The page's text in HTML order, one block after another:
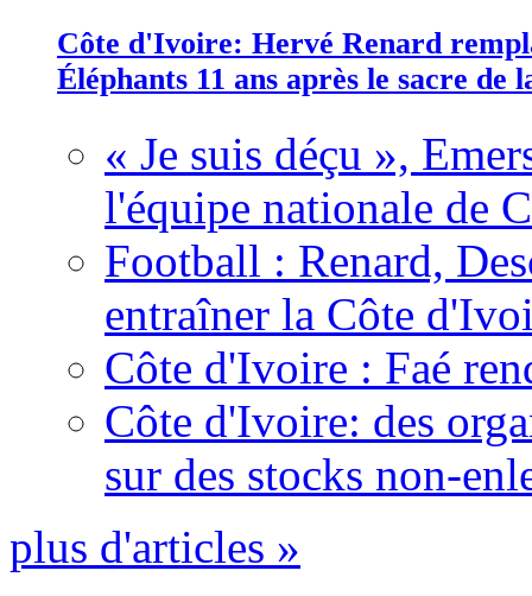
Côte d'Ivoire: Hervé Renard
Éléphants 11 ans après le sacre de
« Je suis déçu »,
l'équipe nationale de
Football : Renard,
entraîner la Côte
Côte d'Ivoire : Faé
Côte d'Ivoire: des
sur des stocks non-
plus d'articles »